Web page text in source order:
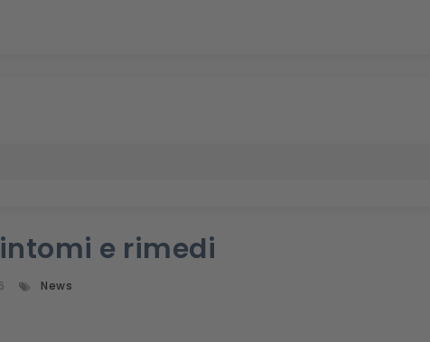
e rimedi
News